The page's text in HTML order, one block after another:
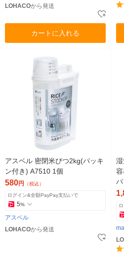
LOHACOから発送
カートに入れる
アスベル 密閉米びつ2kg(パッキ
ン付き) A7510 1個
580円 （税込）
ログイン&全額PayPay支払いで
5%
アスベル
LOHACOから発送